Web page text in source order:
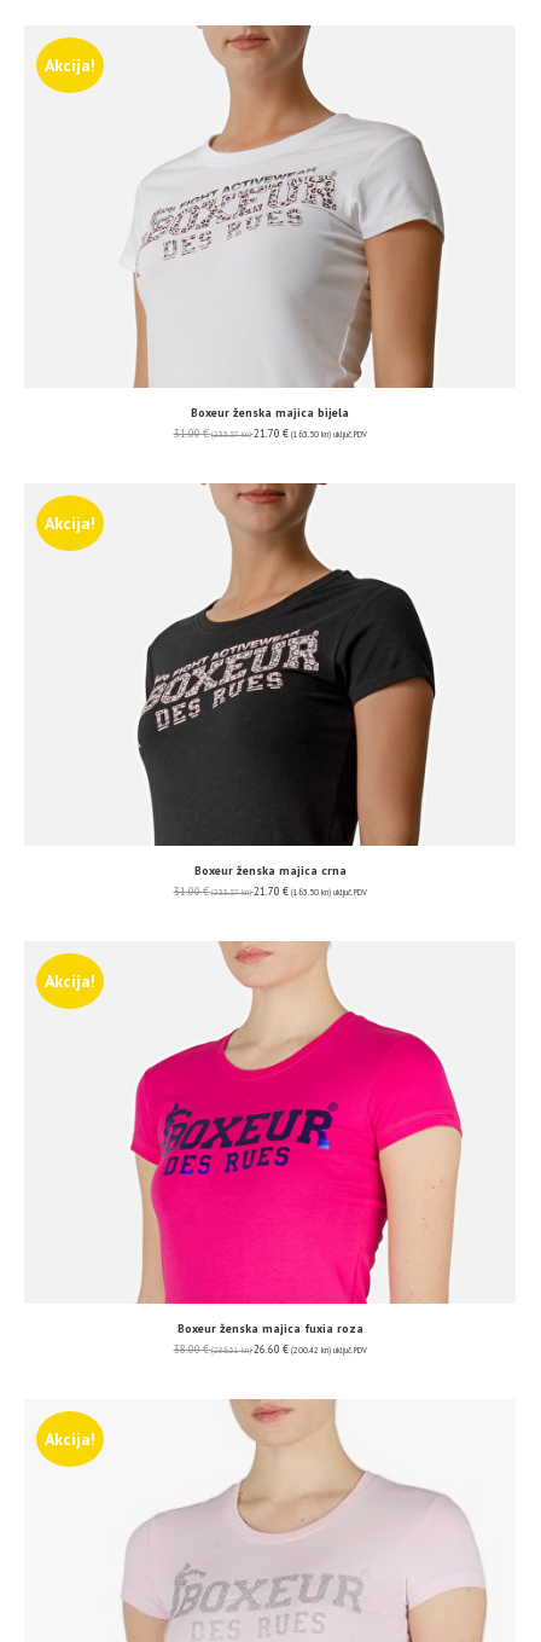
Akcija!
Boxeur ženska majica bijela
31.00€ (233.57 kn) 21.70 € (163.50 kn) uključ. PDV
Akcija!
Boxeur ženska majica crna
31.00€ (233.57 kn) 21.70 € (163.50 kn) uključ. PDV
Akcija!
Boxeur ženska majica fuxia roza
38.00€ (286.31 kn) 26.60 € (200.42 kn) uključ. PDV
Akcija!